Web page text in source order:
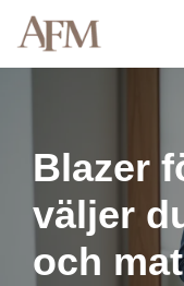
Blazer
väljer
och